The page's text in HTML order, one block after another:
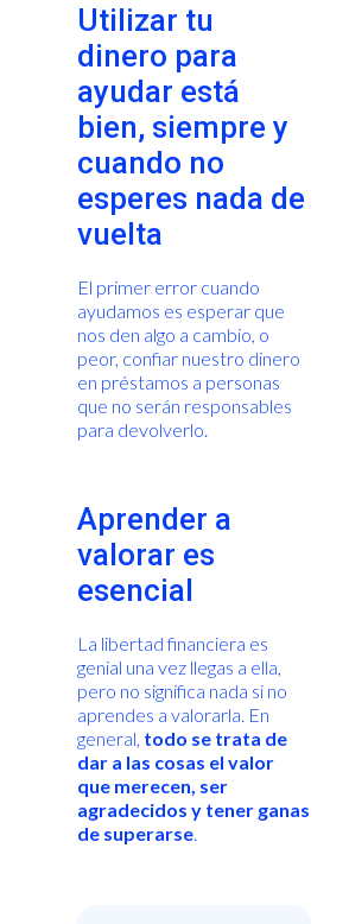
Utilizar tu
dinero para
ayudar está
bien, siempre y
cuando no
esperes nada de
vuelta
El primer error cuando
ayudamos es esperar que
nos den algo a cambio, o
peor, confiar nuestro dinero
en préstamos a personas
que no serán responsables
para devolverlo.
Aprender a
valorar es
esencial
La libertad financiera es
genial una vez llegas a ella,
pero no significa nada si no
aprendes a valorarla. En
general, todo se trata de
dar a las cosas el valor
que merecen, ser
agradecidos y tener ganas
de superarse.